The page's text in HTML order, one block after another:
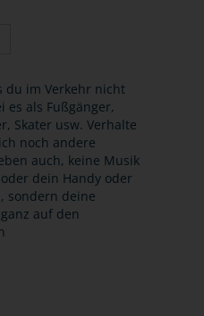
du im Verkehr nicht
es als Fußgänger,
Skater usw. Verhalte
noch andere
auch, keine Musik
dein Handy oder
sondern deine
auf den